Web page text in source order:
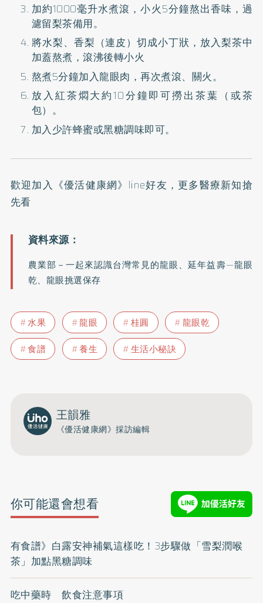
加約1000毫升水煮滾，小火5分鐘熬出香味，過
濾留梨茶備用。
將水梨、香梨（連皮）切成小丁狀，放入梨茶中
加蓋熬煮，滾沸後轉小火
熬煮5分鐘加入龍眼肉，再次煮滾、關火。
放入紅茶燜大約10分鐘即可撈出茶葉（或茶
包）。
加入少許蜂蜜或黑糖調味即可。
歡迎加入 《優活健康網》line好友 ，更多醫療新知搶
先看
農業部－ 一起來認識台灣常見的龍眼、延年益壽—龍眼
乾、 龍眼挑選保存
水果 龍眼 桂圓
龍眼乾
食譜
養生 生活小秘訣
王韻雅
《優活健康網》採訪編輯
你可能還會想看
有食譜》白露安神補氣這樣吃！3步驟做「雪梨潤喉
茶」加點黑糖調味
吃中藥時 飲食注意事項